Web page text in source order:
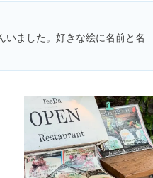
いました。好きな絵に名前と名